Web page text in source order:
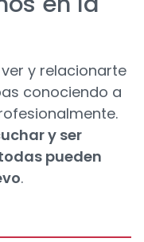
y relacionarte
conociendo a
y ser
pueden
.